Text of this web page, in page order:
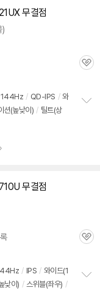
무결점
)
관
144Hz / QD-IPS / 와
션(높낮이) / 틸트(상
무결점
관
/ IPS / 와이드(1
낮이) / 스위블(좌우) /